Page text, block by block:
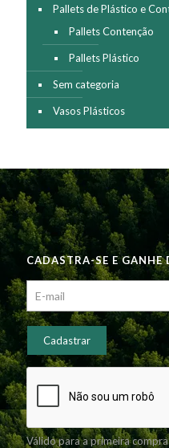
Pallets de Plástico e
Pallets Contenção
Pallets Plástico
Sem categoria
Vasos Plásticos
CADASTRA-SE E GANHE
Válido para a primeira